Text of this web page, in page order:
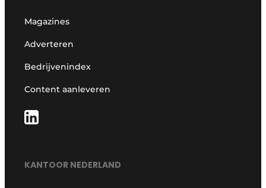
Magazines
Adverteren
Bedrijvenindex
Content aanleveren
KANTOOR NEDERLAND